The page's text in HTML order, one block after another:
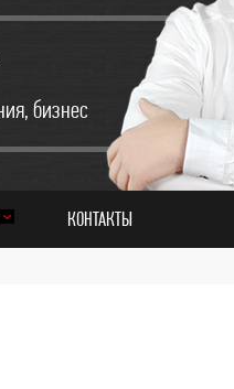
бизнес
КОНТАКТЫ